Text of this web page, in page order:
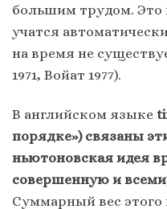
большим трудом. Это
учатся
на время не
1971, Войат 1977).
В английском языке
порядке») связаны
ньютоновская идея
совершенную и
Суммарный вес этого